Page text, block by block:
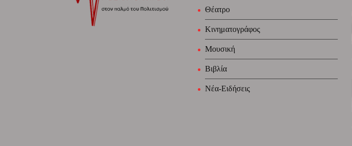
Θέατρο
Κινηματογράφος
Μουσική
Βιβλία
Νέα-Ειδήσεις